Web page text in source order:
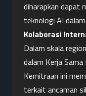
diharapkan dapat
teknologi AI
Kolaborasi
Dalam skala
dalam Kerja Sama
Kemitraan ini
terkait ancaman